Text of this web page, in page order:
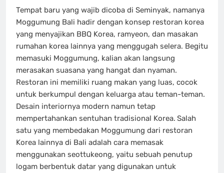
Tempat baru yang wajib dicoba di Seminyak, namanya
Moggumung Bali hadir dengan konsep restoran korea
yang menyajikan BBQ Korea, ramyeon, dan masakan
rumahan korea lainnya yang menggugah selera. Begitu
memasuki Moggumung, kalian akan langsung
merasakan suasana yang hangat dan nyaman.
Restoran ini memiliki ruang makan yang luas, cocok
untuk berkumpul dengan keluarga atau teman-teman.
Desain interiornya modern namun tetap
mempertahankan sentuhan tradisional Korea. Salah
satu yang membedakan Moggumung dari restoran
Korea lainnya di Bali adalah cara memasak
menggunakan seottukeong, yaitu sebuah penutup
logam berbentuk datar yang digunakan untuk